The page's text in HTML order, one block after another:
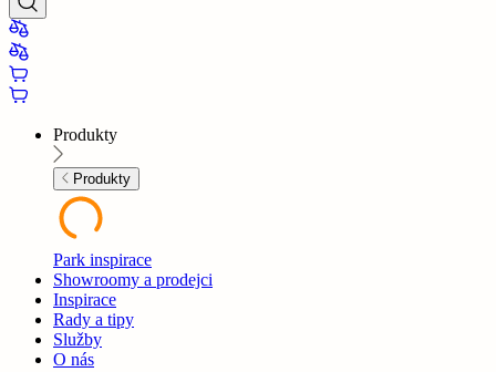
Produkty
Produkty
Park inspirace
Showroomy a prodejci
Inspirace
Rady a tipy
Služby
O nás